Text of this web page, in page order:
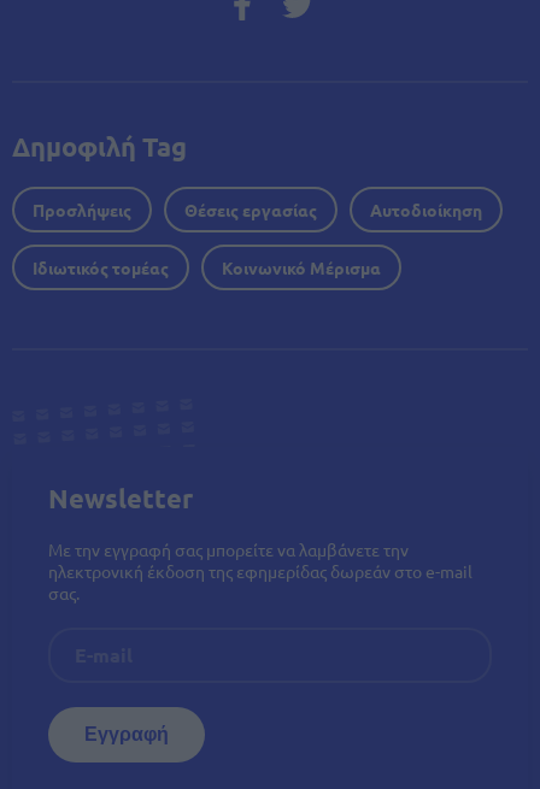
Δημοφιλή Tag
Προσλήψεις Θέσεις εργασίας Αυτοδιοίκηση
Ιδιωτικός τομέας Κοινωνικό Μέρισμα
Newsletter
Με την εγγραφή σας μπορείτε να λαμβάνετε την
ηλεκτρονική έκδοση της εφημερίδας δωρεάν στο e-mail
σας.